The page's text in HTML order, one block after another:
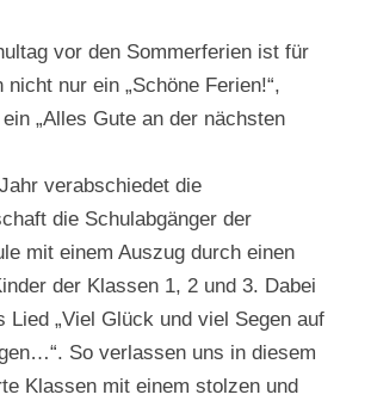
vor den Sommerferien ist für
nur ein „Schöne Ferien!“,
„Alles Gute an der nächsten
verabschiedet die
die Schulabgänger der
mit einem Auszug durch einen
der Klassen 1, 2 und 3. Dabei
Lied „Viel Glück und viel Segen auf
So verlassen uns in diesem
Klassen mit einem stolzen und